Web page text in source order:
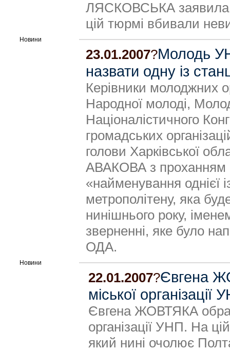
ЛЯСКОВСЬКА заявила,
цій тюрмі вбивали
Новини
23.01.2007?Молодь
назвати одну із
Керівники молоджних
Народної молоді,
Націоналістичного
громадських
голови Харківської
АВАКОВА з проханням
«найменування однієї
метрополітену, яка
нинішнього року,
зверненні, яке було
ОДА.
Новини
22.01.2007?Євгена
міської організації
Євгена ЖОВТЯКА
організації УНП. На
який нині очолює